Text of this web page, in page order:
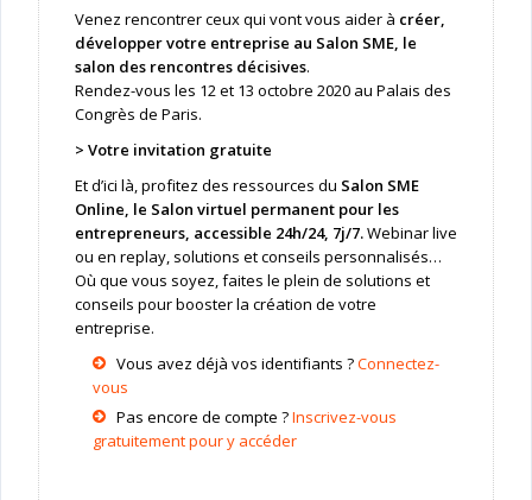
Venez rencontrer ceux qui vont vous aider à créer,
développer votre entreprise au Salon SME, le
salon des rencontres décisives.
Rendez-vous les 12 et 13 octobre 2020 au Palais des
Congrès de Paris.
> Votre invitation gratuite
Et d’ici là, profitez des ressources du Salon SME
Online, le Salon virtuel permanent pour les
entrepreneurs, accessible 24h/24, 7j/7.Webinar live
ou en replay, solutions et conseils personnalisés…
Où que vous soyez, faites le plein de solutions et
conseils pour booster la création de votre
entreprise.
Vous avez déjà vos identifiants ?Connectez-
vous
Pas encore de compte ?Inscrivez-vous
gratuitement pour y accéder